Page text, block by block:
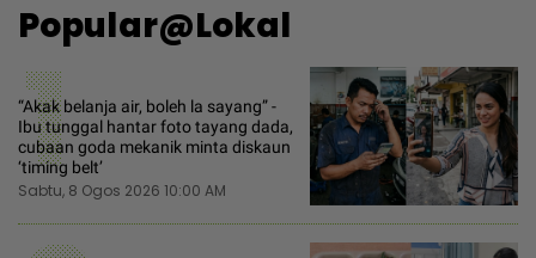
Popular@Lokal
1
“Akak belanja air, boleh la sayang” -
Ibu tunggal hantar foto tayang dada,
cubaan goda mekanik minta diskaun
‘timing belt’
Sabtu, 8 Ogos 2026 10:00 AM